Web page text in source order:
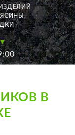
В